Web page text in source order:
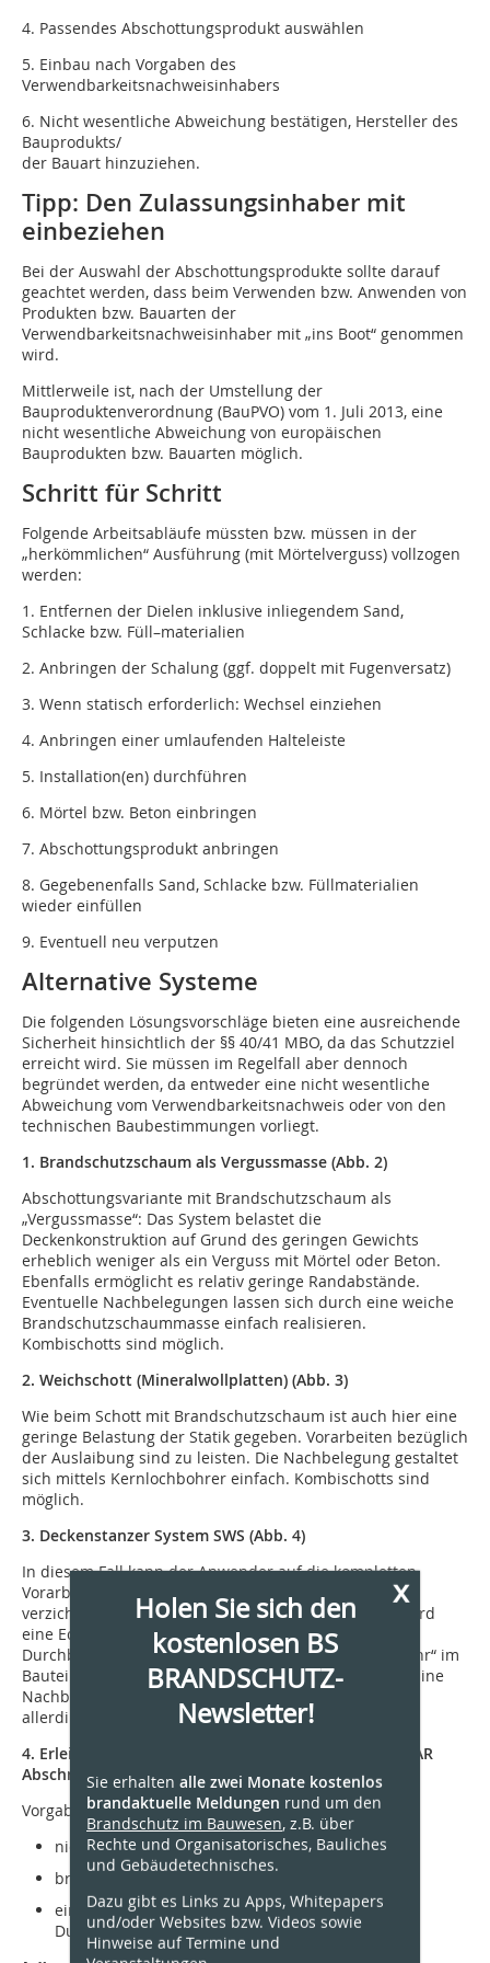
4. Passendes Abschottungsprodukt auswählen
5. Einbau nach Vorgaben des
Verwendbarkeitsnachweisinhabers
6. Nicht wesentliche Abweichung bestätigen, Hersteller des
Bauprodukts/
der Bauart hinzuziehen.
Tipp: Den Zulassungsinhaber mit
einbeziehen
Bei der Auswahl der Abschottungsprodukte sollte darauf
geachtet werden, dass beim Verwenden bzw. Anwenden von
Produkten bzw. Bauarten der
Verwendbarkeitsnachweisinhaber mit „ins Boot“ genommen
wird.
Mittlerweile ist, nach der Umstellung der
Bauproduktenverordnung (BauPVO) vom 1. Juli 2013, eine
nicht wesentliche Abweichung von europäischen
Bauprodukten bzw. Bauarten möglich.
Schritt für Schritt
Folgende Arbeitsabläufe müssten bzw. müssen in der
„herkömmlichen“ Ausführung (mit Mörtelverguss) vollzogen
werden:
1. Entfernen der Dielen inklusive inliegendem Sand,
Schlacke bzw. Füll–materialien
2. Anbringen der Schalung (ggf. doppelt mit Fugenversatz)
3. Wenn statisch erforderlich: Wechsel einziehen
4. Anbringen einer umlaufenden Halteleiste
5. Installation(en) durchführen
6. Mörtel bzw. Beton einbringen
7. Abschottungsprodukt anbringen
8. Gegebenenfalls Sand, Schlacke bzw. Füllmaterialien
wieder einfüllen
9. Eventuell neu verputzen
Alternative Systeme
Die folgenden Lösungsvorschläge bieten eine ausreichende
Sicherheit hinsichtlich der §§ 40/41 MBO, da das Schutzziel
erreicht wird. Sie müssen im Regelfall aber dennoch
begründet werden, da entweder eine nicht wesentliche
Abweichung vom Verwendbarkeitsnachweis oder von den
technischen Baubestimmungen vorliegt.
1. Brandschutzschaum als Vergussmasse (Abb. 2)
Abschottungsvariante mit Brandschutzschaum als
„Vergussmasse“: Das System belastet die
Deckenkonstruktion auf Grund des geringen Gewichts
erheblich weniger als ein Verguss mit Mörtel oder Beton.
Ebenfalls ermöglicht es relativ geringe Randabstände.
Eventuelle Nachbelegungen lassen sich durch eine weiche
Brandschutzschaummasse einfach realisieren.
Kombischotts sind möglich.
2. Weichschott (Mineralwollplatten) (Abb. 3)
Wie beim Schott mit Brandschutzschaum ist auch hier eine
geringe Belastung der Statik gegeben. Vorarbeiten bezüglich
der Auslaibung sind zu leisten. Die Nachbelegung gestaltet
sich mittels Kernlochbohrer einfach. Kombischotts sind
möglich.
3. Deckenstanzer System SWS (Abb. 4)
In diesem Fall kann der Anwender auf die kompletten
Vorarbeiten bezüglich Ausschnitt, Auslaibung, etc.
verzichten. Mittels Kernlochbohrgerät und Adapter wird
eine Edelstahlhülse in die Decke gebohrt. Nach dem
Durchbruch der Decke verbleibt die Hülse als „Leerrohr“ im
Bauteil. Eine gutachterliche Stellungnahme liegt vor. Eine
Nachbelegung bei Verguss mit Brandschutzmörtel ist
allerdings schwierig.
4. Erleichterungen für einzelne Leitungen gemäß MLAR
Abschnitt 4.3 (Abb. 5)
Vorgaben:
nicht brennbare Rohre ≤ 160 mm
brennbare Rohre ≤ 32 mm
einzelne elektrische Kabel ohne
Durchmesserbegrenzung
x
Holen Sie sich den
kostenlosen BS
BRANDSCHUTZ-
Newsletter!
Sie erhalten alle zwei Monate kostenlos
brandaktuelle Meldungen rund um den
Brandschutz im Bauwesen, z.B. über
Rechte und Organisatorisches, Bauliches
und Gebäudetechnisches.
Dazu gibt es Links zu Apps, Whitepapers
und/oder Websites bzw. Videos sowie
Hinweise auf Termine und